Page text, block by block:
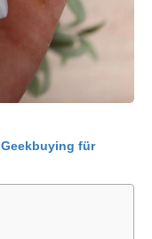
Geekbuying für